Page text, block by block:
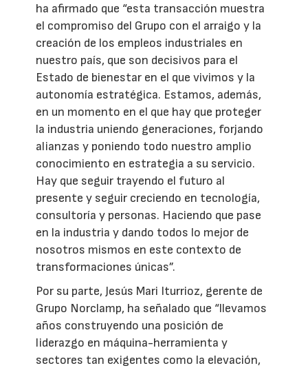
ha afirmado que “esta transacción muestra
el compromiso del Grupo con el arraigo y la
creación de los empleos industriales en
nuestro país, que son decisivos para el
Estado de bienestar en el que vivimos y la
autonomía estratégica. Estamos, además,
en un momento en el que hay que proteger
la industria uniendo generaciones, forjando
alianzas y poniendo todo nuestro amplio
conocimiento en estrategia a su servicio.
Hay que seguir trayendo el futuro al
presente y seguir creciendo en tecnología,
consultoría y personas. Haciendo que pase
en la industria y dando todos lo mejor de
nosotros mismos en este contexto de
transformaciones únicas”.
Por su parte, Jesús Mari Iturrioz, gerente de
Grupo Norclamp, ha señalado que “llevamos
años construyendo una posición de
liderazgo en máquina-herramienta y
sectores tan exigentes como la elevación,